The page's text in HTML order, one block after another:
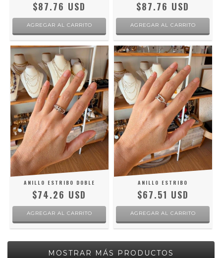
$87.76 USD
AGREGAR AL CARRITO
$87.76 USD
AGREGAR AL CARRITO
ANILLO ESTRIBO DOBLE
$74.26 USD
AGREGAR AL CARRITO
ANILLO ESTRIBO
$67.51 USD
AGREGAR AL CARRITO
MOSTRAR MÁS PRODUCTOS